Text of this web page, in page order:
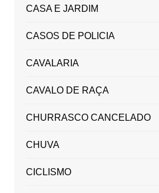
CASA E JARDIM
CASOS DE POLICIA
CAVALARIA
CAVALO DE RAÇA
CHURRASCO CANCELADO
CHUVA
CICLISMO